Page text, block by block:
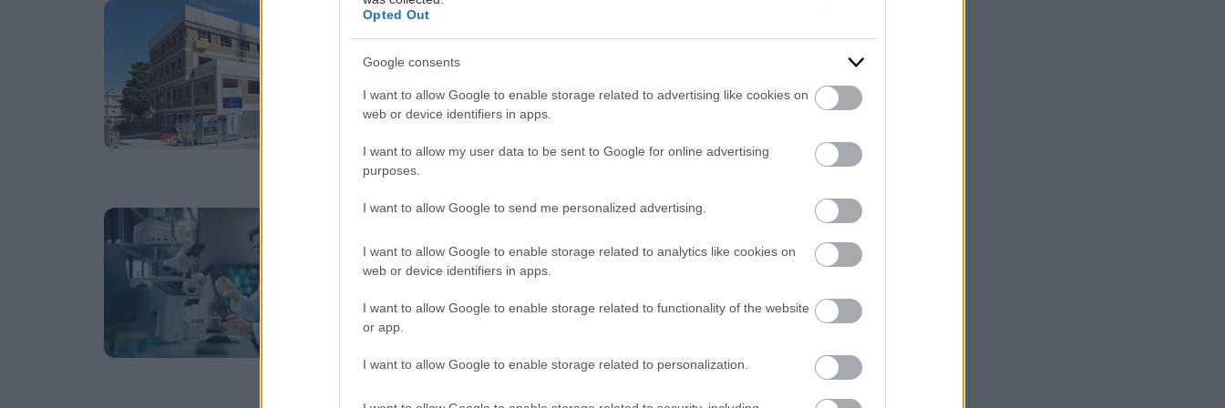
Opted Out
Google consents
I want to allow Google to enable storage related to advertising like cookies on
web or device identifiers in apps.
I want to allow my user data to be sent to Google for online advertising
purposes.
I want to allow Google to send me personalized advertising.
I want to allow Google to enable storage related to analytics like cookies on
web or device identifiers in apps.
I want to allow Google to enable storage related to functionality of the website
or app.
I want to allow Google to enable storage related to personalization.
Κυριακή, 07 Σεπτεμβρίου 2025, 08:00
'Αδ. Γεωργιάδης: Την άνοιξη του 2026 το
Κέντρο Κυτταρικών και Γονιδιακών Θεραπειών
Ο υπουργός Υγείας επισκέφθηκε το εργοτάξιο της υπό
κατασκευής μονάδας και έκανε λόγο για το σπουδαιότερο
Νοσοκομείο πυλώνας το "Γ. Παπανικολάου".
Τετάρτη, 27 Αυγούστου 2025, 10:31
Οι κυτταρικές θεραπείες ήρθαν για να μείνουν
Τα αυτοάνοσα νοσήματα ως νέος τομέας εφαρμογής.